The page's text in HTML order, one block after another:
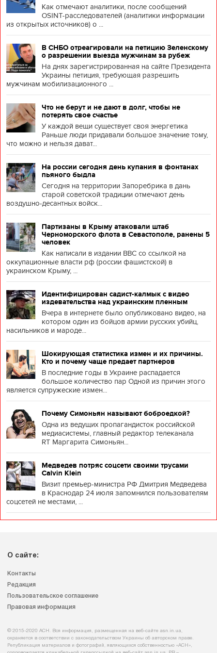
Как отмечают аналитики, после сообщений
OSINT-расследователей (аналитики информации
из открытых источников) о ...
В СНБО отреагировали на петицию Зеленскому
о разрешении выезда мужчинам за рубеж
На днях зарегистрированная на сайте Президента
Украины петиция, требующая разрешить
мужчинам мобилизационного ...
Что не берут и не дают в долг, чтобы не
потерять свое счастье
У каждой вещи существует своя энергетика
Раньше люди придавали большое значение тому,
что можно и нельзя дават...
На россии сегодня день купания в фонтанах
пьяного быдла
Сегодня на территории Запоребрика в дань
старой советской традиции отмечают день
воздушно-десантных войск...
Партизаны в Крыму атаковали штаб
Черноморского флота в Севастополе, ранены 5
человек
Как написали в издании BBC со ссылкой на
оккупационные власти рф (россии фашистской) в
украинском Крыму, ...
Идентифицирован садист-калмык с видео
издевательства над украинским пленным
Вчера в интернете было опубликовано видео, на
котором один из бойцов армии русских убийц,
насильников и мароде...
Шокирующая статистика измен и их причины.
Кто и почему чаще предает партнеров
В последние годы в Украине распадается
большое количество пар Одной из причин этого
является супружеские измен...
Почему Симоньян называют боброедкой?
Одна из ведущих пропагандисток российской
медиасистемы, главный редактор телеканала
RT Маргарита Симоньян...
Медведев потряс соцсети своими трусами
Calvin Klein
Визит премьер-министра РФ Дмитрия Медведева
в Краснодар 24 июля запомнился пользователям
соцсетей не местами, ...
О сайте:
Контакты
Редакция
Пользовательское соглашение
Правовая информация
© 2015-2020 АСН. Вся информация, размещенная на веб-сайте asn.in.ua,
охраняется в соответствии с законодательством Украины об авторском праве.
Републикация материалов и фотографий, являющихся собственностью «АСН»,